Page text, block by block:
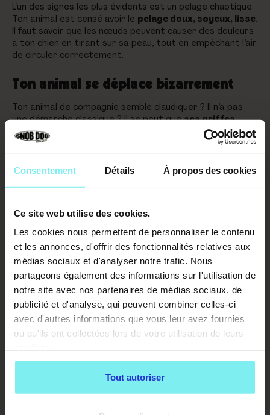
Consentement Détails À propos des cookies
Ce site web utilise des cookies.
Les cookies nous permettent de personnaliser le contenu
et les annonces, d'offrir des fonctionnalités relatives aux
médias sociaux et d'analyser notre trafic. Nous
partageons également des informations sur l'utilisation de
notre site avec nos partenaires de médias sociaux, de
publicité et d'analyse, qui peuvent combiner celles-ci
avec d'autres informations que vous leur avez fournies
ou qu'ils ont collectées lors de votre utilisation de leurs
Tout autoriser
L’un des signes les plus évidents est un pelage chaotique.
Ton animal est censé avoir le pelage doux, soyeux, lisse.
Il faut savoir que les nœuds peuvent causer des douleurs
à ton chien en tirant sur sa peau, tout en empêchant l’air
de circuler correctement.
Ton animal se déplace bizarrement
Ton animal de compagnie semble claudiquer ? Il n’a pas
une démarche classique ? Il se peut queses griffes
soient trop longues
. Le toiletteur les coupera
proprement, ce qui permettra à ton chien de retrouver
une démarche naturelle.
Ton animal dégage une mauvaise
notamment s’il sort beaucoup. Toutefois, l’odeur n’est
pas censée durer. Dans le cas contraire, etsi l’odeur
persiste malgré un bain: go chez le toiletteur ! Cela
peut en effet être le signe d’une infection de la peau, des
oreilles ou de problèmes dentaires. Le toiletteur saura
identifier ces odeurs inhabituelles et pourra t’orienter
vers un vétérinaire si nécessaire.
LE TOILETTAGE CANIN ET FÉLIN,
Un toilettage régulier contribue non seulement au super